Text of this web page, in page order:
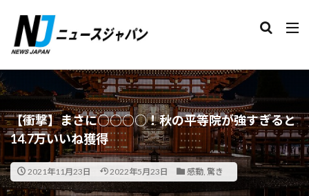
【衝撃】まさに○○○○！秋の平等院が強すぎると
14.7万いいね獲得
2021年11月23日 2022年5月23日 感動, 驚き
検索